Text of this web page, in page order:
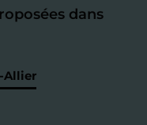
dans
Allier